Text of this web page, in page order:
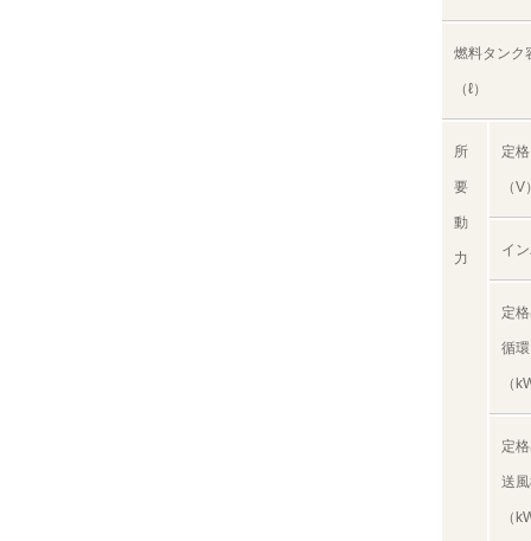
燃料タンク
（ℓ）
所
要
動
力
定
（V
イ
定
循環
（
定
送
（